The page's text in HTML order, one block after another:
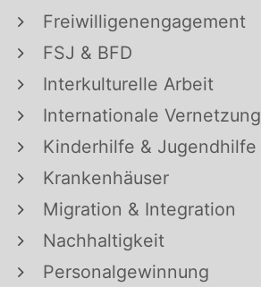
Freiwilligenengagement
FSJ & BFD
Interkulturelle Arbeit
Internationale Vernetzung
Kinderhilfe & Jugendhilfe
Krankenhäuser
Migration & Integration
Nachhaltigkeit
Personalgewinnung